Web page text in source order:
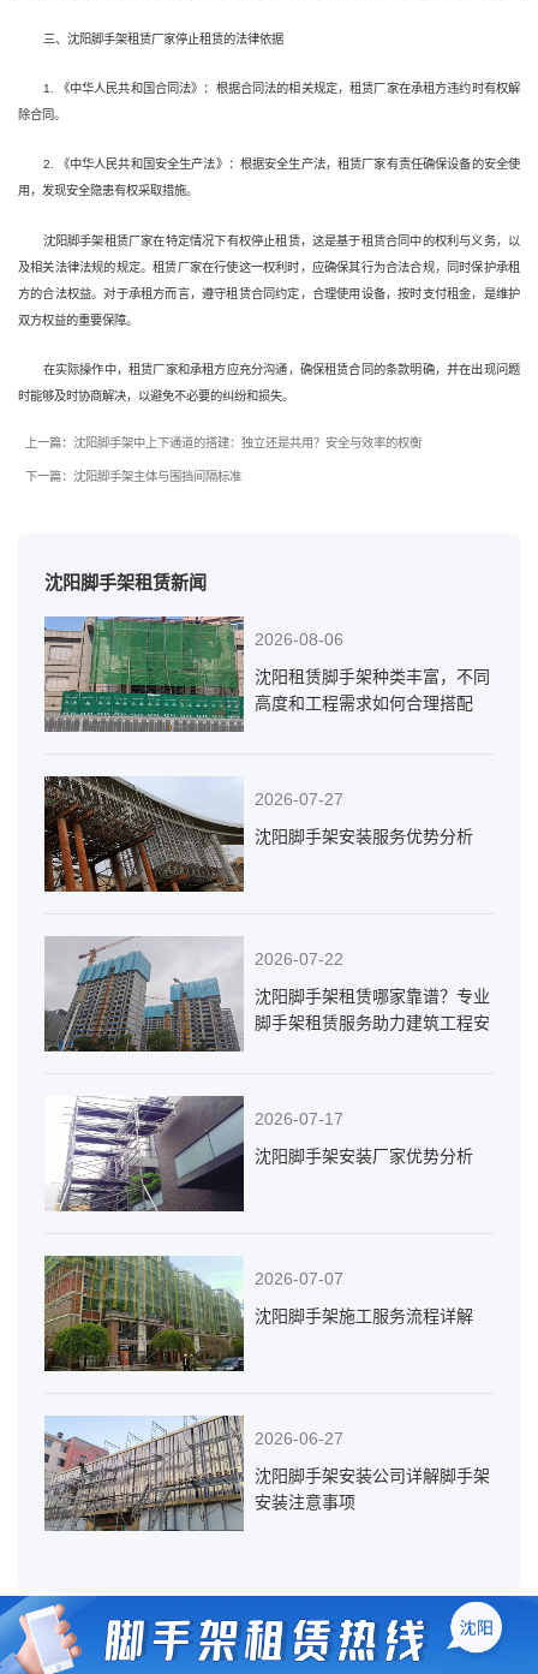
三、沈阳脚手架租赁厂家停止租赁的法律依据
1. 《中华人民共和国合同法》：根据合同法的相关规定，租赁厂家在承租方违约时有权解
除合同。
2. 《中华人民共和国安全生产法》：根据安全生产法，租赁厂家有责任确保设备的安全使
用，发现安全隐患有权采取措施。
沈阳脚手架租赁厂家在特定情况下有权停止租赁，这是基于租赁合同中的权利与义务，以
及相关法律法规的规定。租赁厂家在行使这一权利时，应确保其行为合法合规，同时保护承租
方的合法权益。对于承租方而言，遵守租赁合同约定，合理使用设备，按时支付租金，是维护
双方权益的重要保障。
在实际操作中，租赁厂家和承租方应充分沟通，确保租赁合同的条款明确，并在出现问题
时能够及时协商解决，以避免不必要的纠纷和损失。
上一篇：沈阳脚手架中上下通道的搭建：独立还是共用？安全与效率的权衡
下一篇：沈阳脚手架主体与围挡间隔标准
沈阳脚手架租赁新闻
2026-08-06
沈阳租赁脚手架种类丰富，不同
高度和工程需求如何合理搭配
2026-07-27
沈阳脚手架安装服务优势分析
2026-07-22
沈阳脚手架租赁哪家靠谱？专业
脚手架租赁服务助力建筑工程安
2026-07-17
沈阳脚手架安装厂家优势分析
2026-07-07
沈阳脚手架施工服务流程详解
2026-06-27
沈阳脚手架安装公司详解脚手架
安装注意事项